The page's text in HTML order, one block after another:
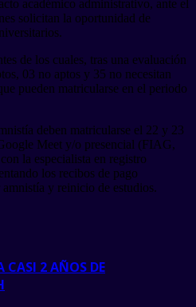
académico administrativo, ante el
solicitan la oportunidad de
de los cuales, tras una evaluación
03 no aptos y 35 no necesitan
pueden matricularse en el periodo
deben matricularse el 22 y 23
Meet y/o presencial (FIAG,
la especialista en registro
los recibos de pago
y reinicio de estudios.
CASI 2 AÑOS DE